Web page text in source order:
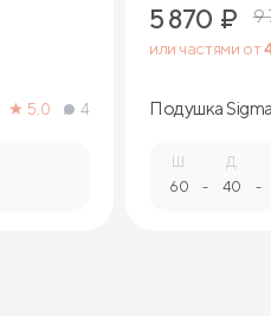
5.0 4
5 870 ₽ 9
или частями от
Подушка
Ш.
60 -
Д.
40 -